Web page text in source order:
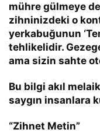
mühre gülmeye
zihninizdeki o
yerkabuğunun
tehlikelidir.
ama sizin sahte
Bu bilgi akıl
saygın insanlara
“Zihnet Metin”